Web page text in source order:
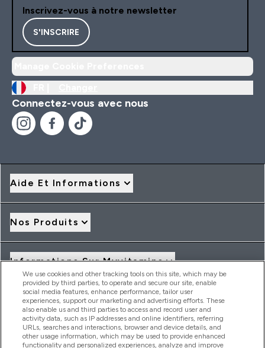
Inscrivez-vous à notre newsletter
S'INSCRIRE
Connectez-vous avec nous
Aide Et Informations
Nos Produits
Informations Sur Myvitamins
Offres Et Réductions
2026 THG Nutrition Limited (FRN: 1022962), trading as
We use cookies and other tracking tools on this site, which may be
provided by third parties, to operate and secure our site, enable
social media features, enhance performance, tailor user
experiences, support our marketing and advertising efforts. These
also enable us and third parties to access and record user and
activity data, such as IP addresses and online identifiers, referring
URLs, searches and interactions, browser and device details, and
other usage information, which may be used to provide enhanced
functionality and personalized experiences, analyze and improve